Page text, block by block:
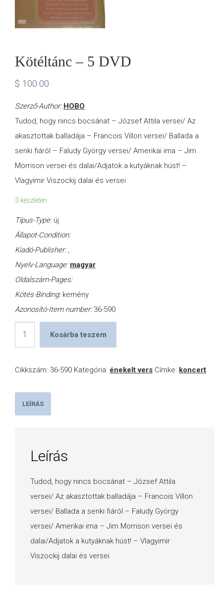
US
Kötéltánc – 5 DVD
$ 100.00
Szerző-Author: HOBO
Tudod, hogy nincs bocsánat – József Attila versei/ Az
akasztottak balladája – Francois Villon versei/ Ballada a
senki fiáról – Faludy György versei/ Amerikai ima – Jim
Morrison versei és dalai/Adjatok a kutyáknak húst! –
Vlagyimir Viszockij dalai és versei
3 készleten
Típus-Type: új
Állapot-Condition:
Kiadó-Publisher: ,
Nyelv-Language: magyar
Oldalszám-Pages:
Kötés-Binding: kemény
Azonosító-Item number: 36-590
DVD
Kosárba teszem
Cikkszám: 36-590 Kategória: énekelt vers Címke: koncert
LEÍRÁS
Leírás
Tudod, hogy nincs bocsánat – József Attila
versei/ Az akasztottak balladája – Francois Villon
versei/ Ballada a senki fiáról – Faludy György
versei/ Amerikai ima – Jim Morrison versei és
dalai/Adjatok a kutyáknak húst! – Vlagyimir
Viszockij dalai és versei